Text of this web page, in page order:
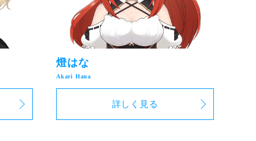
燈はな
詳しく見る